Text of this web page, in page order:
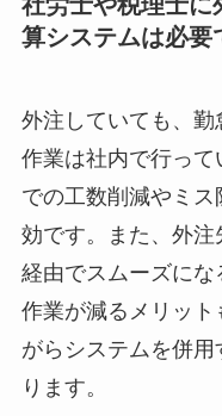
社労士や税理士に
算システムは必要
外注していても、
作業は社内で行っ
での工数削減やミ
効です。また、外
経由でスムーズに
作業が減るメリッ
がらシステムを併
ります。